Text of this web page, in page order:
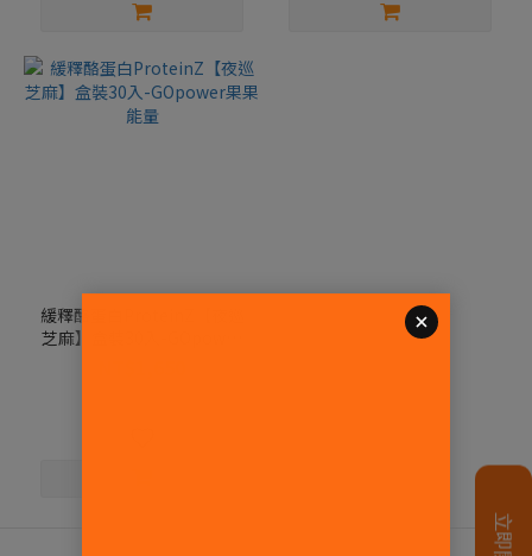
緩釋酪蛋白ProteinZ【夜巡
芝麻】盒裝30入-GOpower